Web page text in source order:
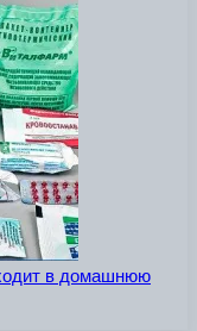
в домашнюю